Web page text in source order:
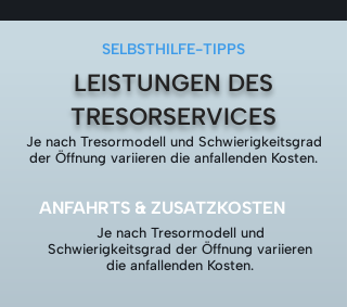
SELBSTHILFE-TIPPS
LEISTUNGEN DES
TRESORSERVICES
Je nach Tresormodell und Schwierigkeitsgrad
der Öffnung variieren die anfallenden Kosten.
ANFAHRTS & ZUSATZKOSTEN
Je nach Tresormodell und
Schwierigkeitsgrad der Öffnung variieren
die anfallenden Kosten.